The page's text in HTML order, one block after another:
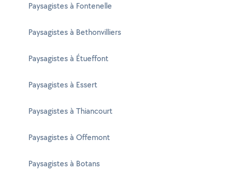
Paysagistes à Fontenelle
Paysagistes à Bethonvilliers
Paysagistes à Étueffont
Paysagistes à Essert
Paysagistes à Thiancourt
Paysagistes à Offemont
Paysagistes à Botans